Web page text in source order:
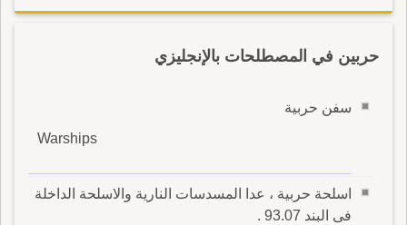
حربين في المصطلحات بالإنجليزي
سفن حربية
Warships
اسلحة حربية ، عدا المسدسات النارية والاسلحة الداخلة
فى البند 93.07 .